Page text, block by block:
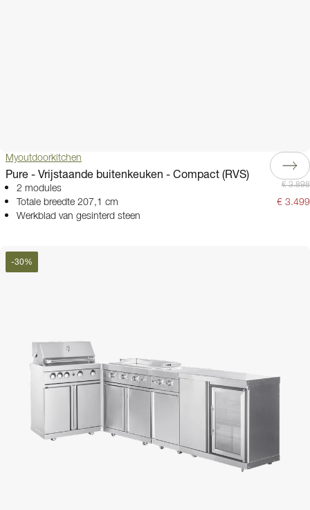
Myoutdoorkitchen
Pure - Vrijstaande buitenkeuken - Compact (RVS)
2 modules
Totale breedte 207,1 cm
Werkblad van gesinterd steen
€ 3.898
€ 3.499
-30%